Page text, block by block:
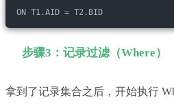
ON T1.AID = T2.BID
步骤3：记录过滤（Where）
拿到了记录集合之后，开始执行